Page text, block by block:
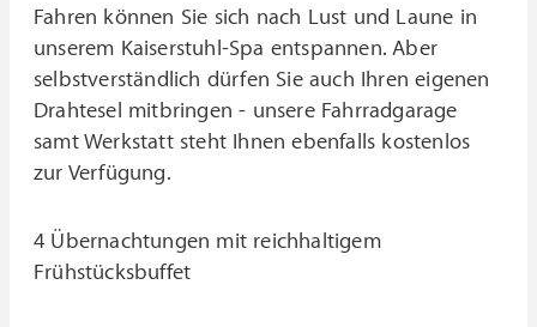
Fahren können Sie sich nach Lust und Laune in
unserem Kaiserstuhl-Spa entspannen. Aber
selbstverständlich dürfen Sie auch Ihren eigenen
Drahtesel mitbringen - unsere Fahrradgarage
samt Werkstatt steht Ihnen ebenfalls kostenlos
zur Verfügung.
4 Übernachtungen mit reichhaltigem
Frühstücksbuffet